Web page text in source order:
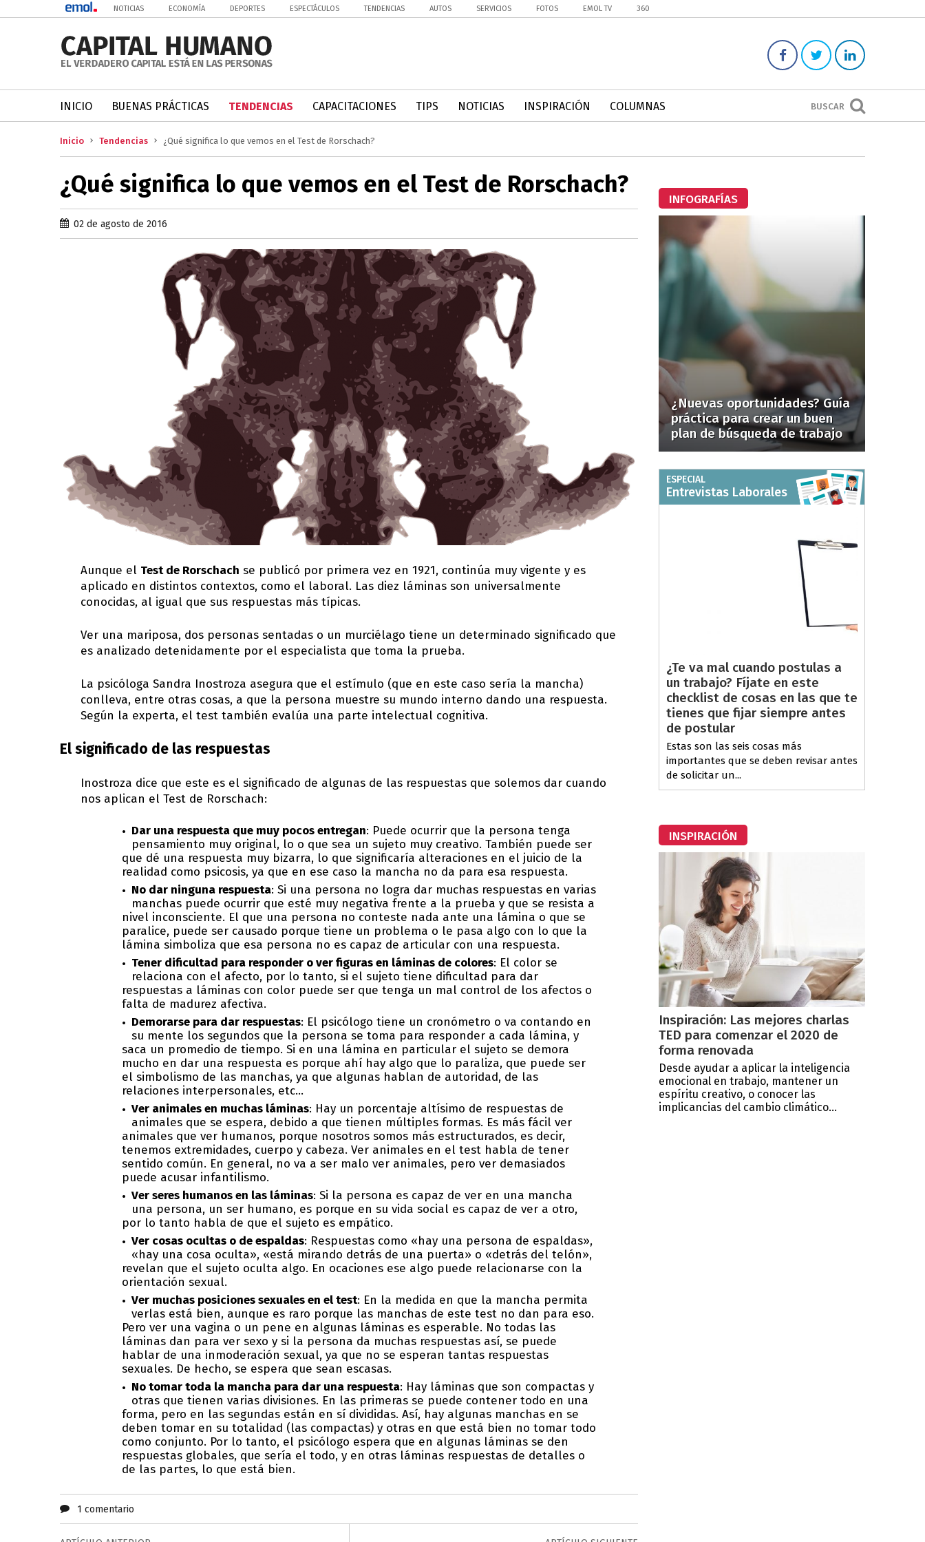
NOTICIAS ECONOMÍA DEPORTES ESPECTÁCULOS TENDENCIAS AUTOS SERVICIOS FOTOS EMOL TV 360
BUSCAR
INICIO BUENAS PRÁCTICAS TENDENCIAS CAPACITACIONES TIPS NOTICIAS INSPIRACIÓN COLUMNAS
Inicio Tendencias ¿Qué significa lo que vemos en el Test de Rorschach?
¿Qué significa lo que vemos en el Test de Rorschach?
02 de agosto de 2016
Aunque el Test de Rorschach se publicó por primera vez en 1921, continúa muy vigente y es
aplicado en distintos contextos, como el laboral. Las diez láminas son universalmente
conocidas, al igual que sus respuestas más típicas.
Ver una mariposa, dos personas sentadas o un murciélago tiene un determinado significado que
es analizado detenidamente por el especialista que toma la prueba.
La psicóloga Sandra Inostroza asegura que el estímulo (que en este caso sería la mancha)
conlleva, entre otras cosas, a que la persona muestre su mundo interno dando una respuesta.
Según la experta, el test también evalúa una parte intelectual cognitiva.
El significado de las respuestas
Inostroza dice que este es el significado de algunas de las respuestas que solemos dar cuando
nos aplican el Test de Rorschach:
Dar una respuesta que muy pocos entregan: Puede ocurrir que la persona tenga
pensamiento muy original, lo o que sea un sujeto muy creativo. También puede ser
que dé una respuesta muy bizarra, lo que significaría alteraciones en el juicio de la
realidad como psicosis, ya que en ese caso la mancha no da para esa respuesta.
No dar ninguna respuesta: Si una persona no logra dar muchas respuestas en varias
manchas puede ocurrir que esté muy negativa frente a la prueba y que se resista a
nivel inconsciente. El que una persona no conteste nada ante una lámina o que se
paralice, puede ser causado porque tiene un problema o le pasa algo con lo que la
lámina simboliza que esa persona no es capaz de articular con una respuesta.
Tener dificultad para responder o ver figuras en láminas de colores: El color se
relaciona con el afecto, por lo tanto, si el sujeto tiene dificultad para dar
respuestas a láminas con color puede ser que tenga un mal control de los afectos o
falta de madurez afectiva.
Demorarse para dar respuestas: El psicólogo tiene un cronómetro o va contando en
su mente los segundos que la persona se toma para responder a cada lámina, y
saca un promedio de tiempo. Si en una lámina en particular el sujeto se demora
mucho en dar una respuesta es porque ahí hay algo que lo paraliza, que puede ser
el simbolismo de las manchas, ya que algunas hablan de autoridad, de las
relaciones interpersonales, etc…
Ver animales en muchas láminas: Hay un porcentaje altísimo de respuestas de
animales que se espera, debido a que tienen múltiples formas. Es más fácil ver
animales que ver humanos, porque nosotros somos más estructurados, es decir,
tenemos extremidades, cuerpo y cabeza. Ver animales en el test habla de tener
sentido común. En general, no va a ser malo ver animales, pero ver demasiados
puede acusar infantilismo.
Ver seres humanos en las láminas: Si la persona es capaz de ver en una mancha
una persona, un ser humano, es porque en su vida social es capaz de ver a otro,
por lo tanto habla de que el sujeto es empático.
Ver cosas ocultas o de espaldas: Respuestas como «hay una persona de espaldas»,
«hay una cosa oculta», «está mirando detrás de una puerta» o «detrás del telón»,
revelan que el sujeto oculta algo. En ocaciones ese algo puede relacionarse con la
orientación sexual.
Ver muchas posiciones sexuales en el test: En la medida en que la mancha permita
verlas está bien, aunque es raro porque las manchas de este test no dan para eso.
Pero ver una vagina o un pene en algunas láminas es esperable. No todas las
láminas dan para ver sexo y si la persona da muchas respuestas así, se puede
hablar de una inmoderación sexual, ya que no se esperan tantas respuestas
sexuales. De hecho, se espera que sean escasas.
No tomar toda la mancha para dar una respuesta: Hay láminas que son compactas y
otras que tienen varias divisiones. En las primeras se puede contener todo en una
forma, pero en las segundas están en sí divididas. Así, hay algunas manchas en se
deben tomar en su totalidad (las compactas) y otras en que está bien no tomar todo
como conjunto. Por lo tanto, el psicólogo espera que en algunas láminas se den
respuestas globales, que sería el todo, y en otras láminas respuestas de detalles o
de las partes, lo que está bien.
1 comentario
INFOGRAFÍAS
¿Nuevas oportunidades? Guía
práctica para crear un buen
plan de búsqueda de trabajo
ESPECIAL
Entrevistas Laborales
¿Te va mal cuando postulas a
un trabajo? Fíjate en este
checklist de cosas en las que te
tienes que fijar siempre antes
de postular
Estas son las seis cosas más
importantes que se deben revisar antes
de solicitar un...
INSPIRACIÓN
Inspiración: Las mejores charlas
TED para comenzar el 2020 de
forma renovada
Desde ayudar a aplicar la inteligencia
emocional en trabajo, mantener un
espíritu creativo, o conocer las
implicancias del cambio climático...